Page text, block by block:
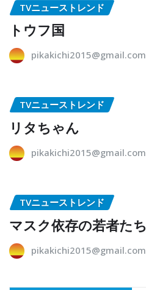
TVニューストレンド
トウフ国
pikakichi2015@gmail.com
TVニューストレンド
リタちゃん
pikakichi2015@gmail.com
TVニューストレンド
マスク依存の若者たち
pikakichi2015@gmail.com